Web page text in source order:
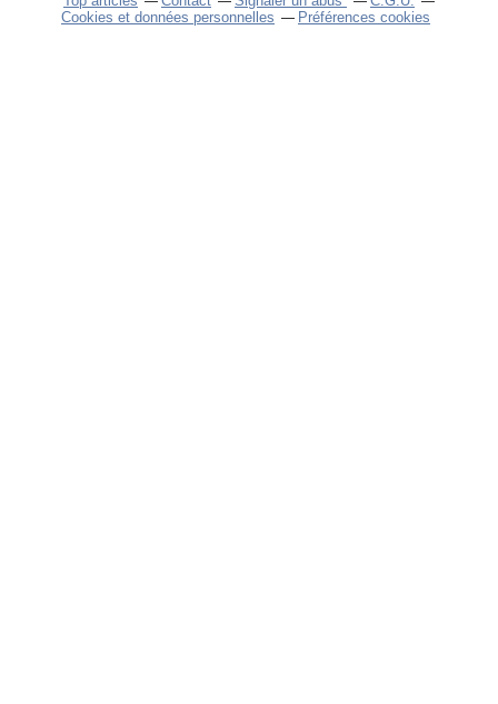
Cookies et données personnelles
Préférences cookies